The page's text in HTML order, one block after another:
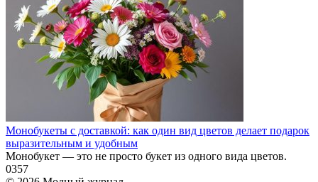
Монобукеты с доставкой: как один вид цветов делает подарок
выразительным и удобным
Монобукет — это не просто букет из одного вида цветов.
0357